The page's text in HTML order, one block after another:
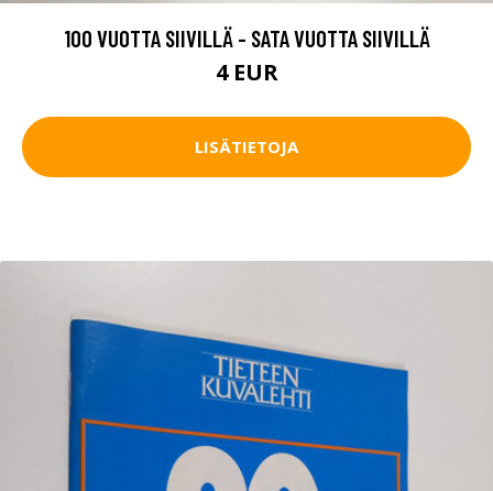
100 VUOTTA SIIVILLÄ - SATA VUOTTA SIIVILLÄ
4 EUR
LISÄTIETOJA